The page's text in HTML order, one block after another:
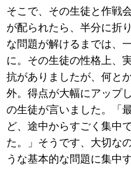
そこで、その生徒と作戦
が配られたら、半分に折
な問題が解けるまでは、
に。その生徒の性格上、
抗がありましたが、何と
外。得点が大幅にアップ
の生徒が言いました。「
ど、途中からすごく集中
た。」そうです、大切な
うな基本的な問題に集中